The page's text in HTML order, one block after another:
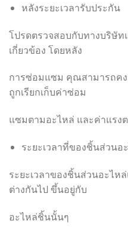
หลังระยะเวลารับประกัน
โปรดตรวจสอบกับทางบริษั
เกี่ยวข้อง โดยหลัง
การซ่อมแซม คุณสามารถคง
ถูกเรียกเก็บค่าซ่อม
แซมตามอะไหล่ และค่าแรง
ระยะเวลาที่ของชิ้นส่วนอ
ระยะเวลาของชิ้นส่วนอะไห
ต่างกันไป ขึ้นอยู่กับ
อะไหล่ชิ้นนั้นๆ